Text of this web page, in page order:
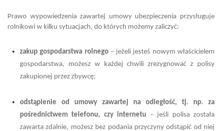
Prawo wypowiedzenia zawartej umowy ubezpieczenia przysługuje
rolnikowi w kilku sytuacjach, do których możemy zaliczyć:
zakup gospodarstwa rolnego – jeżeli jesteś nowym właścicielem
gospodarstwa, możesz w każdej chwili zrezygnować z polisy
zakupionej przez zbywcę;
odstąpienie od umowy zawartej na odległość, tj. np. za
pośrednictwem telefonu, czy internetu – jeśli polisa została
zawarta zdalnie, możesz bez podania przyczyny odstąpić od niej